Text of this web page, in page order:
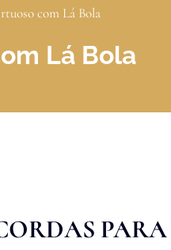
com Lá Bola
Lá Bola